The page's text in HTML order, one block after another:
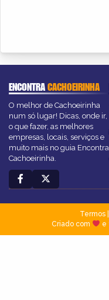
ENCONTRACACHOEIRINHA
O melhor de Cachoeirinha
num só lugar! Dicas, onde ir,
o que fazer, as melhores
empresas, locais, serviços e
muito mais no guia Encontra
Cachoeirinha.
Termos|
Criado com
e